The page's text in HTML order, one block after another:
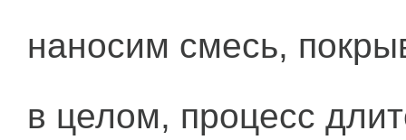
наносим смесь,
в целом, процесс